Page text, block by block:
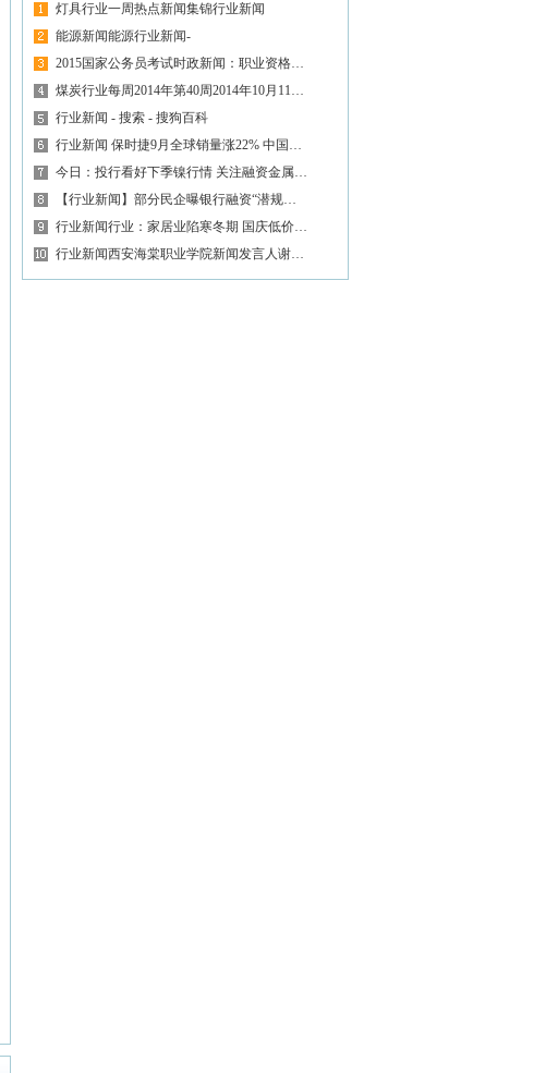
灯具行业一周热点新闻集锦行业新闻
能源新闻能源行业新闻-
2015国家公务员考试时政新闻：职业资格…
煤炭行业每周2014年第40周2014年10月11…
行业新闻 - 搜索 - 搜狗百科
行业新闻 保时捷9月全球销量涨22% 中国…
今日：投行看好下季镍行情 关注融资金属…
【行业新闻】部分民企曝银行融资“潜规…
行业新闻行业：家居业陷寒冬期 国庆低价…
行业新闻西安海棠职业学院新闻发言人谢…